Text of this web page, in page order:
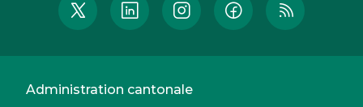
Administration cantonale